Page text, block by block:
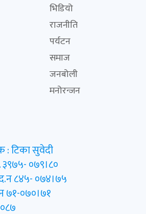
भिडियो
राजनीति
पर्यटन
समाज
जनबोली
मनोरन्जन
: टिका सुवेदी
०७९।८०
८४५- ०७४।७५
७१-०७०।७१